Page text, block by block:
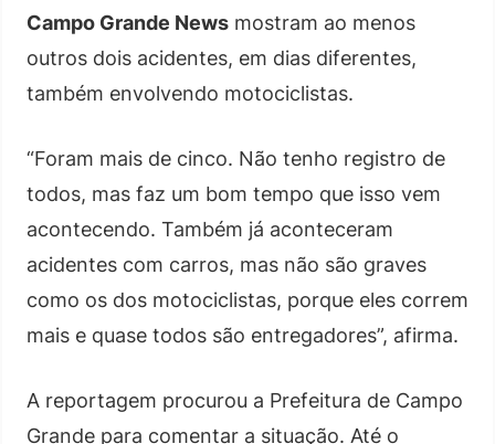
Campo Grande News mostram ao menos
outros dois acidentes, em dias diferentes,
também envolvendo motociclistas.
“Foram mais de cinco. Não tenho registro de
todos, mas faz um bom tempo que isso vem
acontecendo. Também já aconteceram
acidentes com carros, mas não são graves
como os dos motociclistas, porque eles correm
mais e quase todos são entregadores”, afirma.
A reportagem procurou a Prefeitura de Campo
Grande para comentar a situação. Até o